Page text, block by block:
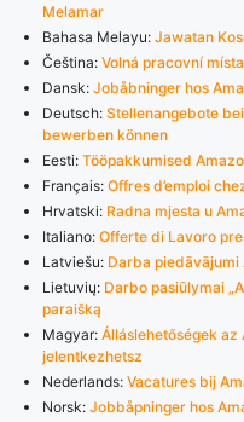
Melamar
Bahasa Melayu: Jawatan
Čeština: Volná pracovní
Dansk: Jobåbninger hos
Deutsch: Stellenangebote
bewerben können
Eesti: Tööpakkumised
Français: Offres d’emploi
Hrvatski: Radna mjesta u
Italiano: Offerte di Lavoro
Latviešu: Darba piedāvājumi
Lietuvių: Darbo pasiūlymai
paraišką
Magyar: Álláslehetőségek az
jelentkezhetsz
Nederlands: Vacatures bij
Norsk: Jobbåpninger hos